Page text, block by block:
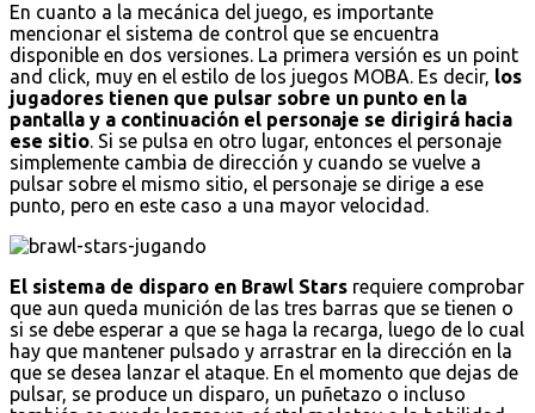
En cuanto a la mecánica del juego, es importante
mencionar el sistema de control que se encuentra
disponible en dos versiones. La primera versión es un point
and click, muy en el estilo de los juegos MOBA. Es decir, los
jugadores tienen que pulsar sobre un punto en la
pantalla y a continuación el personaje se dirigirá hacia
ese sitio. Si se pulsa en otro lugar, entonces el personaje
simplemente cambia de dirección y cuando se vuelve a
pulsar sobre el mismo sitio, el personaje se dirige a ese
punto, pero en este caso a una mayor velocidad.
El sistema de disparo en Brawl Stars requiere comprobar
que aun queda munición de las tres barras que se tienen o
si se debe esperar a que se haga la recarga, luego de lo cual
hay que mantener pulsado y arrastrar en la dirección en la
que se desea lanzar el ataque. En el momento que dejas de
pulsar, se produce un disparo, un puñetazo o incluso